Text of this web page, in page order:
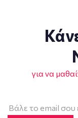
για να